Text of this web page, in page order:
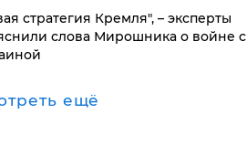
стратегия Кремля", – эксперты
слова Мирошника о войне с
ещё